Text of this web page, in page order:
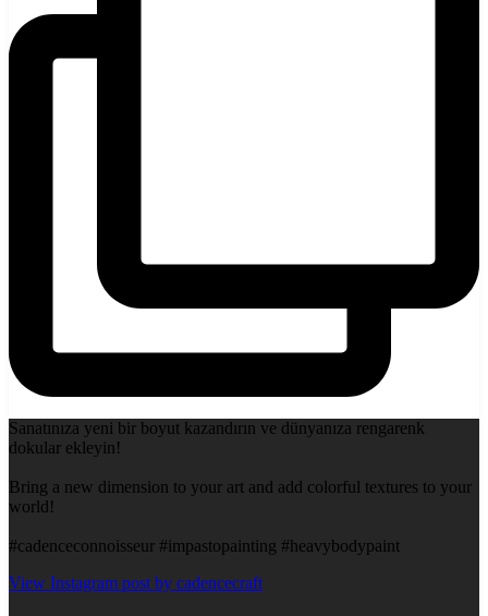
Sanatınıza yeni bir boyut kazandırın ve dünyanıza rengarenk
dokular ekleyin!
Bring a new dimension to your art and add colorful textures to your
world!
#cadenceconnoisseur #impastopainting #heavybodypaint
View Instagram post by cadencecraft